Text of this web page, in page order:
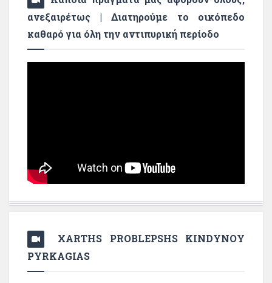
ανεξαιρέτως | Διατηρούμε το οικόπεδο
καθαρό για όλη την αντιπυρική περίοδο
XARTHS PROBLEPSHS KINDYNOY
PYRKAGIAS